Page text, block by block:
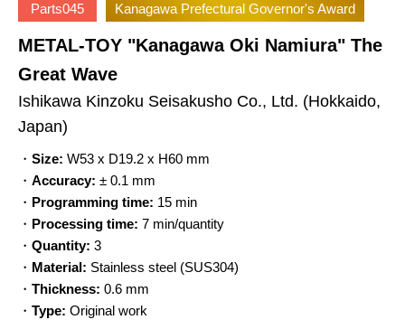
Parts045 Kanagawa Prefectural Governor's Award
METAL-TOY "Kanagawa Oki Namiura" The
Great Wave
Ishikawa Kinzoku Seisakusho Co., Ltd. (Hokkaido,
Japan)
・ Size: W53 x D19.2 x H60 mm
・ Accuracy: ± 0.1 mm
・ Programming time: 15 min
・ Processing time: 7 min/quantity
・ Quantity: 3
・ Material: Stainless steel (SUS304)
・ Thickness: 0.6 mm
・ Type: Original work